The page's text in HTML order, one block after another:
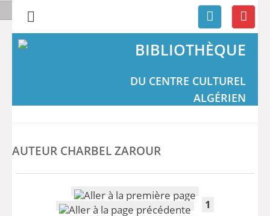
BIBLIOTHÈQUE
DU CENTRE CULTUREL
ALGÉRIEN
AUTEUR CHARBEL ZAROUR
1